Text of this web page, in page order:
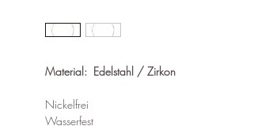
Material: Edelstahl / Zirkon
Nickelfrei
Wasserfest